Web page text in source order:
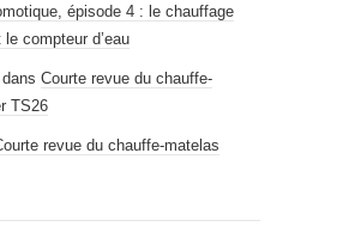
épisode 4 : le chauffage
compteur d’eau
dans Courte revue du chauffe-
TS26
revue du chauffe-matelas